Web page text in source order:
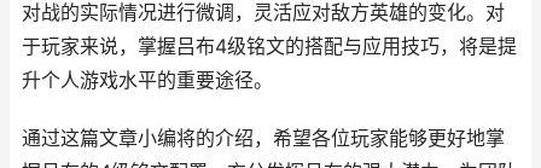
对战的实际情况进行微调，灵活应对敌方英雄的变化。对
于玩家来说，掌握吕布4级铭文的搭配与应用技巧，将是提
升个人游戏水平的重要途径。
通过这篇文章小编将的介绍，希望各位玩家能够更好地掌